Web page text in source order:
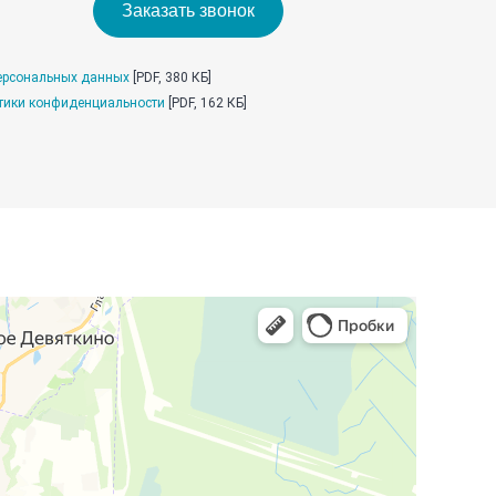
Заказать звонок
данных [PDF, 380 КБ]
конфиденциальности [PDF, 162 КБ]